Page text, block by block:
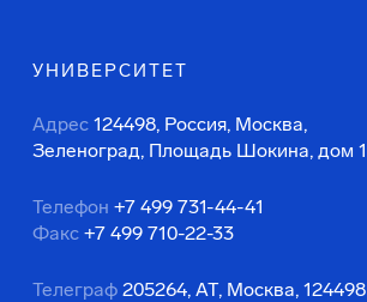
УНИВЕРСИТЕТ
Адрес 124498, Россия, Москва,
Зеленоград, Площадь Шокина, дом 1
Телефон +7 499 731-44-41
Факс +7 499 710-22-33
Телеграф 205264, АТ, Москва, 124498